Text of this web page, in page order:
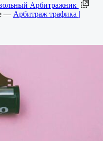
Арбитражник
— Арбитраж трафика |